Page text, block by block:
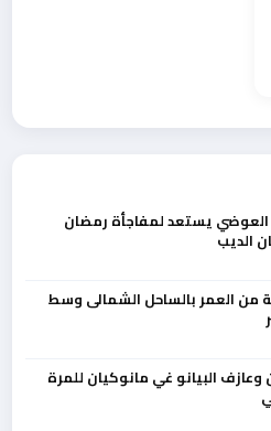
العوضي يستعد لمفاجأة رمضان
الديب
من العمر بالساحل الشمالى وسط
البيانو غي مانوكيان للمرة